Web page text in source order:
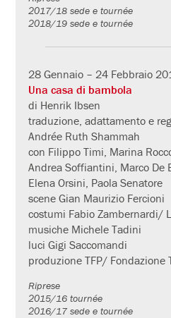
2017/18 sede e tournée
2018/19 sede e tournée
28 Gennaio – 24 Febbraio
Una casa di bambola
di Henrik Ibsen
traduzione, adattamento e
Andrée Ruth Shammah
con Filippo Timi, Marina
Andrea Soffiantini, Marco De
Elena Orsini, Paola Senatore
scene Gian Maurizio Fercioni
costumi Fabio Zambernardi/
musiche Michele Tadini
luci Gigi Saccomandi
produzione TFP/ Fondazione
Riprese
2015/16 tournée
2016/17 sede e tournée